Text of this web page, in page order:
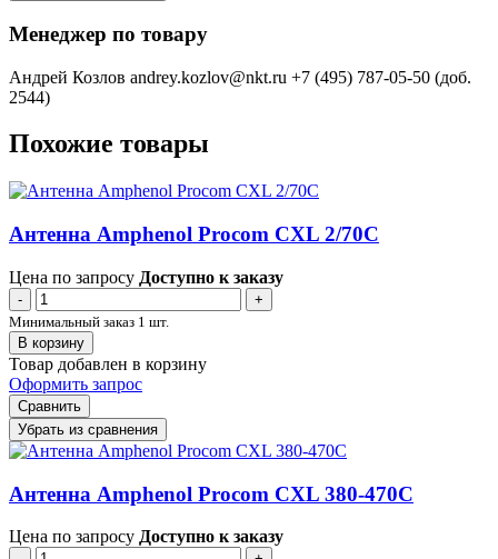
Менеджер по товару
Андрей Козлов andrey.kozlov@nkt.ru +7 (495) 787-05-50 (доб.
2544)
Похожие товары
Антенна Amphenol Procom CXL 2/70C
Цена по запросу Доступно к заказу
-
+
Минимальный заказ 1 шт.
В корзину
Товар добавлен в корзину
Оформить запрос
Сравнить
Убрать из сравнения
Антенна Amphenol Procom CXL 380-470C
Цена по запросу Доступно к заказу